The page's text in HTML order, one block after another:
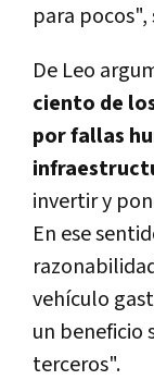
para
De Leo
ciento de
por fallas
invertir y
En ese
vehículo
un beneficio
terceros".